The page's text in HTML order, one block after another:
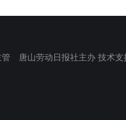
管 唐山劳动日报社主办 技术